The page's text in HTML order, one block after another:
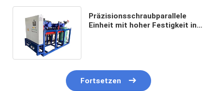
Präzisionsschraubparallele
Einheit mit hoher Festigkeit in
Fortsetzen